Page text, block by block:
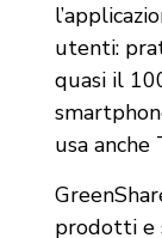
utenti:
quasi il
usa anche
prodotti e